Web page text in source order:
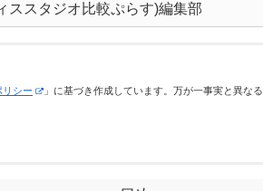
ススタジオ比較ぷらす)編集部
リシー 」に基づき作成しています。万が一事実と異な